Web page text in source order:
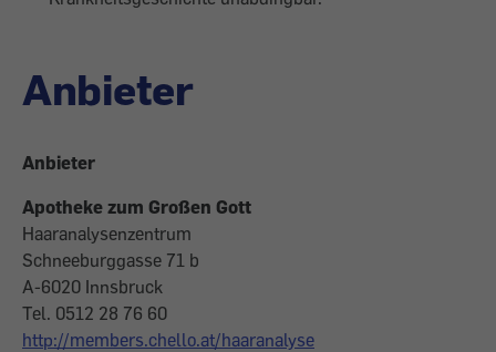
Anbieter
Anbieter
Apotheke zum Großen Gott
Haaranalysenzentrum
Schneeburggasse 71 b
A-6020 Innsbruck
Tel. 0512 28 76 60
http://members.chello.at/haaranalyse